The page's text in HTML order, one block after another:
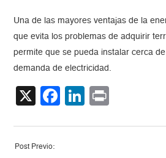
Una de las mayores ventajas de la
que evita los problemas de adquirir
permite que se pueda instalar cerca
demanda de electricidad.
X Facebook
LinkedIn
Post Previo: